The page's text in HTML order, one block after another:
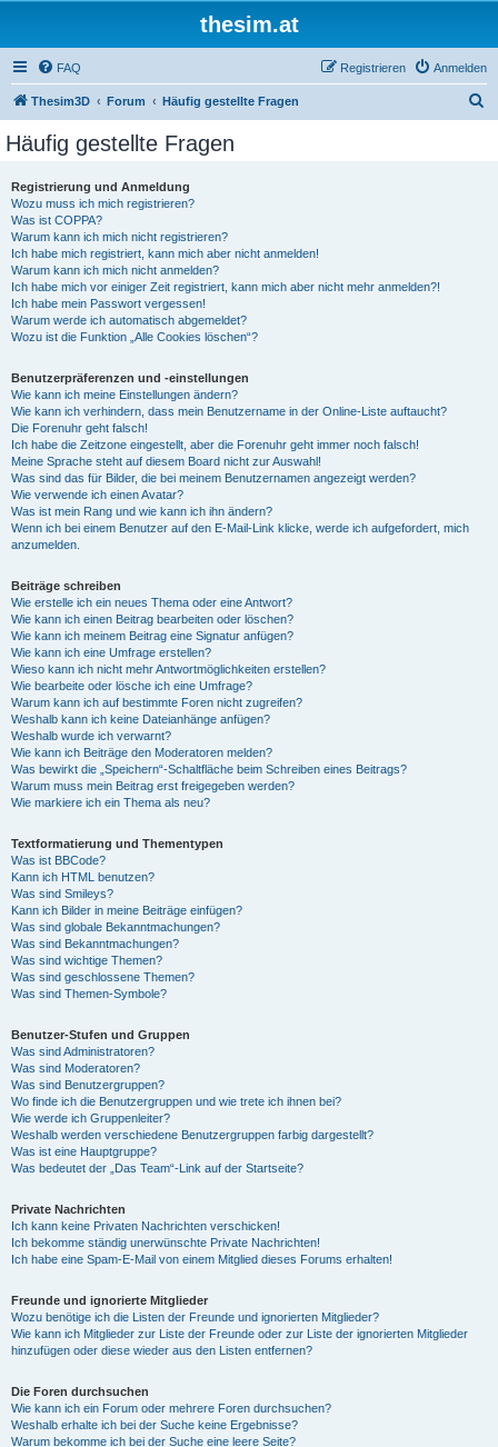
thesim.at
FAQ Anmelden
Registrieren
Thesim3D Forum Häufig gestellte Fragen
Häufig gestellte Fragen
Registrierung und Anmeldung
Wozu muss ich mich registrieren?
Was ist COPPA?
Warum kann ich mich nicht registrieren?
Ich habe mich registriert, kann mich aber nicht anmelden!
Warum kann ich mich nicht anmelden?
Ich habe mich vor einiger Zeit registriert, kann mich aber nicht mehr anmelden?!
Ich habe mein Passwort vergessen!
Warum werde ich automatisch abgemeldet?
Wozu ist die Funktion „Alle Cookies löschen“?
Benutzerpräferenzen und -einstellungen
Wie kann ich meine Einstellungen ändern?
Wie kann ich verhindern, dass mein Benutzername in der Online-Liste auftaucht?
Die Forenuhr geht falsch!
Ich habe die Zeitzone eingestellt, aber die Forenuhr geht immer noch falsch!
Meine Sprache steht auf diesem Board nicht zur Auswahl!
Was sind das für Bilder, die bei meinem Benutzernamen angezeigt werden?
Wie verwende ich einen Avatar?
Was ist mein Rang und wie kann ich ihn ändern?
Wenn ich bei einem Benutzer auf den E-Mail-Link klicke, werde ich aufgefordert, mich
anzumelden.
Beiträge schreiben
Wie erstelle ich ein neues Thema oder eine Antwort?
Wie kann ich einen Beitrag bearbeiten oder löschen?
Wie kann ich meinem Beitrag eine Signatur anfügen?
Wie kann ich eine Umfrage erstellen?
Wieso kann ich nicht mehr Antwortmöglichkeiten erstellen?
Wie bearbeite oder lösche ich eine Umfrage?
Warum kann ich auf bestimmte Foren nicht zugreifen?
Weshalb kann ich keine Dateianhänge anfügen?
Weshalb wurde ich verwarnt?
Wie kann ich Beiträge den Moderatoren melden?
Was bewirkt die „Speichern“-Schaltfläche beim Schreiben eines Beitrags?
Warum muss mein Beitrag erst freigegeben werden?
Wie markiere ich ein Thema als neu?
Textformatierung und Thementypen
Was ist BBCode?
Kann ich HTML benutzen?
Was sind Smileys?
Kann ich Bilder in meine Beiträge einfügen?
Was sind globale Bekanntmachungen?
Was sind Bekanntmachungen?
Was sind wichtige Themen?
Was sind geschlossene Themen?
Was sind Themen-Symbole?
Benutzer-Stufen und Gruppen
Was sind Administratoren?
Was sind Moderatoren?
Was sind Benutzergruppen?
Wo finde ich die Benutzergruppen und wie trete ich ihnen bei?
Wie werde ich Gruppenleiter?
Weshalb werden verschiedene Benutzergruppen farbig dargestellt?
Was ist eine Hauptgruppe?
Was bedeutet der „Das Team“-Link auf der Startseite?
Private Nachrichten
Ich kann keine Privaten Nachrichten verschicken!
Ich bekomme ständig unerwünschte Private Nachrichten!
Ich habe eine Spam-E-Mail von einem Mitglied dieses Forums erhalten!
Freunde und ignorierte Mitglieder
Wozu benötige ich die Listen der Freunde und ignorierten Mitglieder?
Wie kann ich Mitglieder zur Liste der Freunde oder zur Liste der ignorierten Mitglieder
hinzufügen oder diese wieder aus den Listen entfernen?
Die Foren durchsuchen
Wie kann ich ein Forum oder mehrere Foren durchsuchen?
Weshalb erhalte ich bei der Suche keine Ergebnisse?
Warum bekomme ich bei der Suche eine leere Seite?